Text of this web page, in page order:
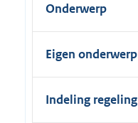
Onderwerp
Eigen onderwerp
Indeling regeling